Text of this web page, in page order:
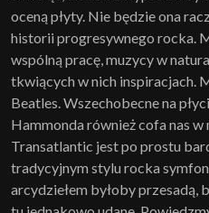
oceną płyty. Nie będzie ona
historii progresywnego rocka.
wspólną pracę, muzycy w
tkwiących w nich inspiracjach.
Beatles. Wszechobecne na
Hammonda również cofa nas w
Transatlantic jest po prostu
tradycyjnym stylu rocka
arcydziełem byłoby przesadą,